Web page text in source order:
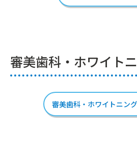
審美歯科・ホワイト
審美歯科・ホワイトニン